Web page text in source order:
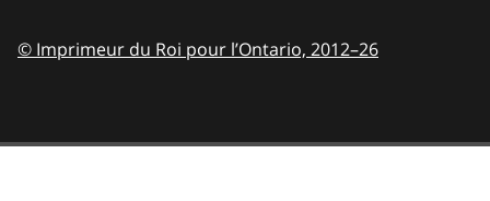
© Imprimeur du Roi pour l’Ontario, 2012–26